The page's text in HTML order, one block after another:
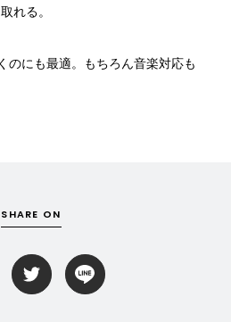
れる。
のにも最適。もちろん音楽対応も
SHARE ON